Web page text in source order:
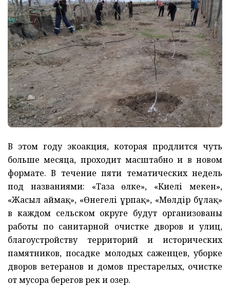
В этом году экоакция, которая продлится чуть
больше месяца, проходит масштабно и в новом
формате. В течение пяти тематических недель
под названиями: «Таза өлке», «Киелі мекен»,
«Жасыл аймақ», «Өнегелі ұрпақ», «Мөлдір бұлақ»
в каждом сельском округе будут организованы
работы по санитарной очистке дворов и улиц,
благоустройству территорий и исторических
памятников, посадке молодых саженцев, уборке
дворов ветеранов и домов престарелых, очистке
от мусора берегов рек и озер.